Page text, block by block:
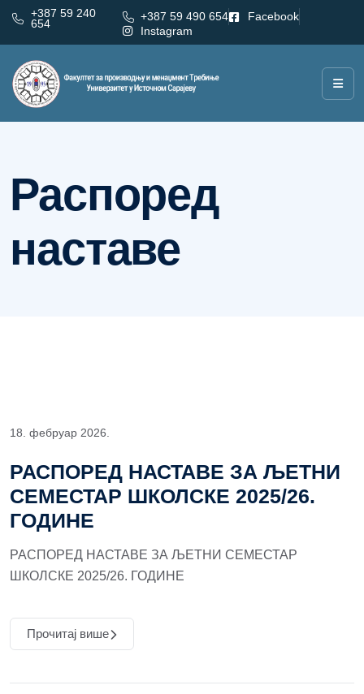
+387 59 240
654
+387 59 490 654
Facebook
Instagram
Категорија:
Распоред
наставе
18. фебруар 2026.
РАСПОРЕД НАСТАВЕ ЗА ЉЕТНИ
СЕМЕСТАР ШКОЛСКЕ 2025/26.
ГОДИНЕ
РАСПОРЕД НАСТАВЕ ЗА ЉЕТНИ СЕМЕСТАР
ШКОЛСКЕ 2025/26. ГОДИНЕ
Прочитај више